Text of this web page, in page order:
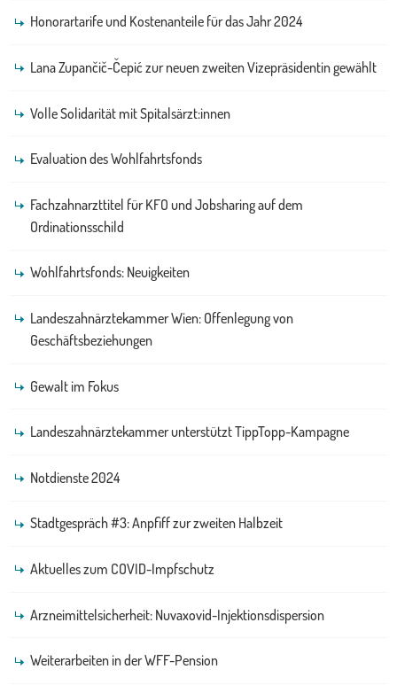
Honorartarife und Kostenanteile für das Jahr 2024
Lana Zupančič-Čepić zur neuen zweiten Vizepräsidentin gewählt
Volle Solidarität mit Spitalsärzt:innen
Evaluation des Wohlfahrtsfonds
Fachzahnarzttitel für KFO und Jobsharing auf dem
Ordinationsschild
Wohlfahrtsfonds: Neuigkeiten
Landeszahnärztekammer Wien: Offenlegung von
Geschäftsbeziehungen
Gewalt im Fokus
Landeszahnärztekammer unterstützt TippTopp-Kampagne
Notdienste 2024
Stadtgespräch #3: Anpfiff zur zweiten Halbzeit
Aktuelles zum COVID-Impfschutz
Arzneimittelsicherheit: Nuvaxovid-Injektionsdispersion
Weiterarbeiten in der WFF-Pension